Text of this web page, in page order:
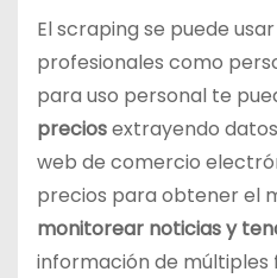
El scraping se puede
profesionales como
para uso personal te
preciosextrayendo
web de comercio
precios para obtener el
monitorear noticias y
información de múltiples